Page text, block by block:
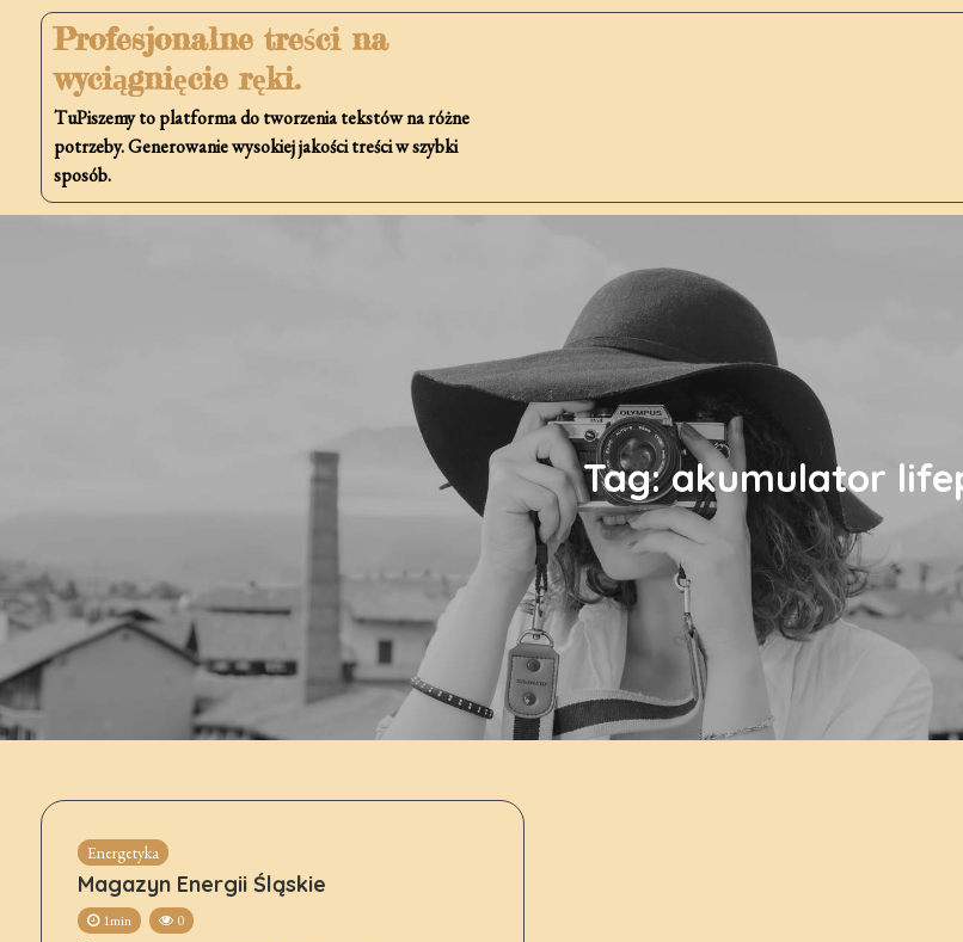
content
Profesjonalne treści na
wyciągnięcie ręki.
TuPiszemy to platforma do tworzenia tekstów na różne
potrzeby. Generowanie wysokiej jakości treści w szybki
sposób.
Tag:akumulator
Energetyka
Magazyn Energii Śląskie
1min 0